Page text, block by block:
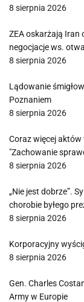
8 sierpnia 2026
ZEA oskarżają Iran
negocjacje ws.
8 sierpnia 2026
Lądowanie
Poznaniem
8 sierpnia 2026
Coraz więcej
"Zachowanie
8 sierpnia 2026
„Nie jest dobrze”.
chorobie byłego
8 sierpnia 2026
Korporacyjny
8 sierpnia 2026
Gen. Charles
Army w Europie